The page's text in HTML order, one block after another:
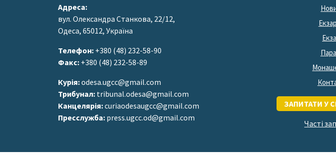
Адреса:
вул. Олександра Станкова, 22/12,
Одеса, 65012, Україна
Телефон: +380 (48) 232-58-90
Факс: +380 (48) 232-58-89
Курія:odesa.ugcc@gmail.com
Трибунал: tribunal.odesa@gmail.com
Канцелярія:curiaodesaugcc@gmail.com
Пресслужба: press.ugcc.od@gmail.com
ЗАПИТАТИ У
Часті